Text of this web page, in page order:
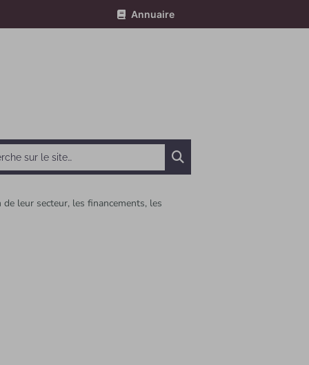
Annuaire
leur secteur, les financements, les